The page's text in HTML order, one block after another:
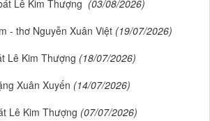
Lê Kim Thượng (03/08/2026)
- thơ Nguyễn Xuân Việt (19/07/2026)
Lê Kim Thượng (18/07/2026)
Xuân Xuyến (14/07/2026)
Lê Kim Thượng (07/07/2026)